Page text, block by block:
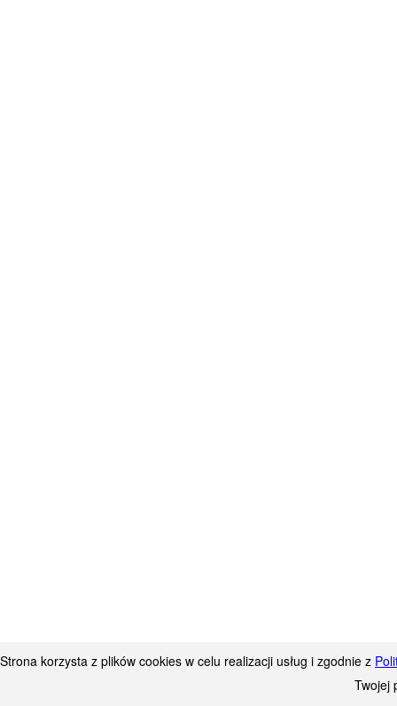
Strona korzysta z plików cookies w celu realizacji usług i zgodnie z
Twojej